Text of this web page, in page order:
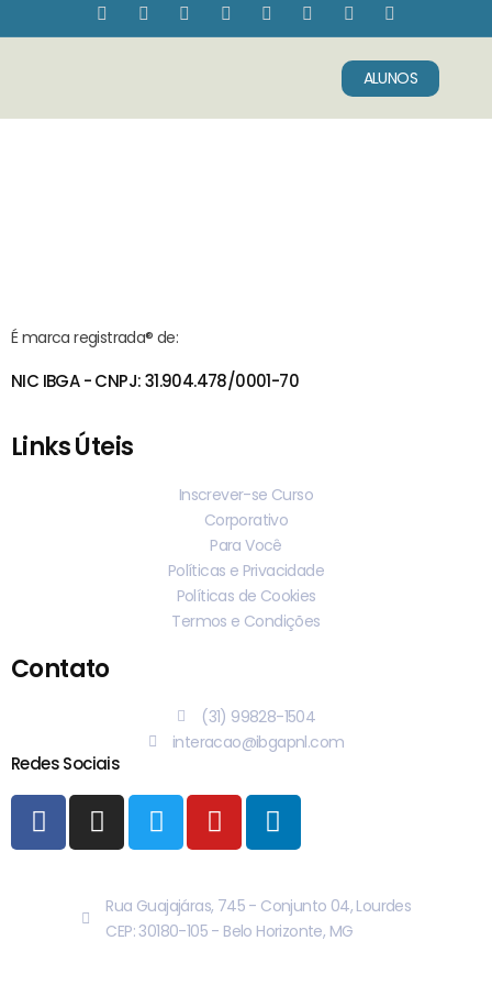
ALUNOS
É marca registrada® de:
NIC IBGA - CNPJ: 31.904.478/0001-70
Links Úteis
Inscrever-se Curso
Corporativo
Para Você
Políticas e Privacidade
Políticas de Cookies
Termos e Condições
Contato
(31) 99828-1504
interacao@ibgapnl.com
Redes Sociais
Rua Guajajáras, 745 - Conjunto 04, Lourdes
CEP: 30180-105 - Belo Horizonte, MG